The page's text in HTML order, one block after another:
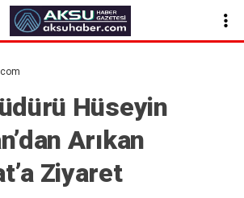
Hüseyin
Arıkan
Ziyaret